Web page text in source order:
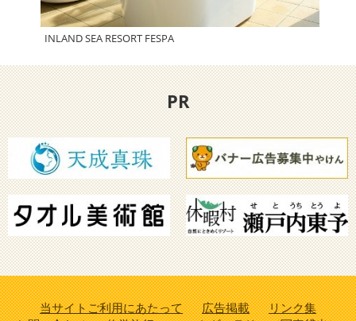
INLAND SEA RESORT FESPA
PR
当サイトご利用にあたって 広告掲載
リンク集